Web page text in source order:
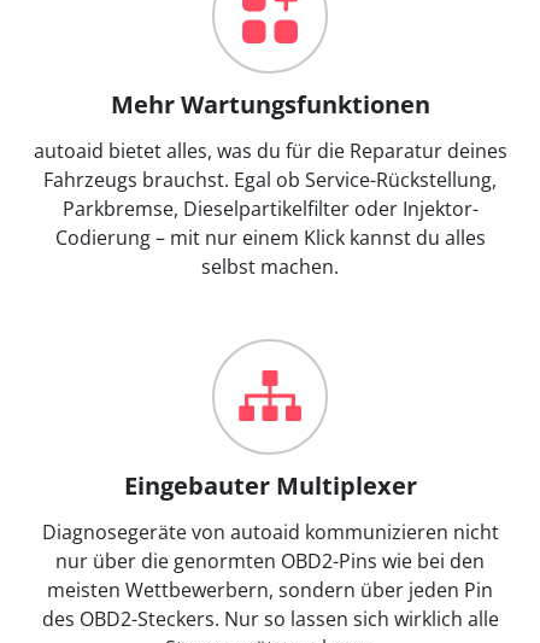
Mehr Wartungsfunktionen
autoaid bietet alles, was du für die Reparatur deines
Fahrzeugs brauchst. Egal ob Service-Rückstellung,
Parkbremse, Dieselpartikelfilter oder Injektor-
Codierung – mit nur einem Klick kannst du alles
selbst machen.
Eingebauter Multiplexer
Diagnosegeräte von autoaid kommunizieren nicht
nur über die genormten OBD2-Pins wie bei den
meisten Wettbewerbern, sondern über jeden Pin
des OBD2-Steckers. Nur so lassen sich wirklich alle